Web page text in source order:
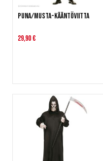
Puna/musta-kääntöviitta
29,90 €